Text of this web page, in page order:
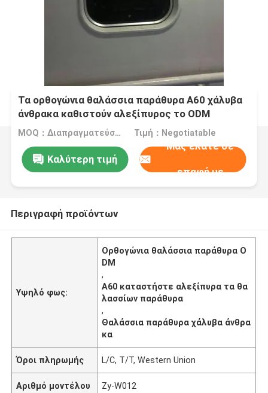
Τα ορθογώνια θαλάσσια παράθυρα A60 χάλυβα
άνθρακα καθιστούν αλεξίπυρος το ODM
MOQ：Διαπραγματεύσιμος Τιμή：Negotiatable
Καλύτερη τιμή
Μας ελάτε σε
επαφή με
Περιγραφή προϊόντων
Υψηλό φως:
Ορθογώνια θαλάσσια παράθυρα O
DM
,
A60 καταστήστε αλεξίπυρα τα θα
λασσίων παράθυρα
,
Θαλάσσια παράθυρα χάλυβα άνθρα
κα
Όροι πληρωμής L/C, T/T, Western Union
Αριθμό μοντέλου Zy-W012